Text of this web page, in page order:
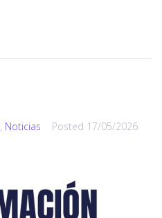
, Noticias Posted 17/05/2026